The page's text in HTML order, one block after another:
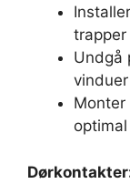
trapper
Undgå